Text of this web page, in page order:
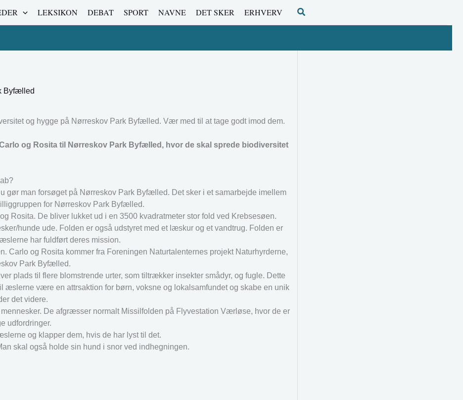
LEKSIKON DEBAT SPORT NAVNE DET SKER ERHVERV Søg
Byfælled
og hygge på Nørreskov Park Byfælled. Vær med til at tage godt imod dem.
og Rosita til Nørreskov Park Byfælled, hvor de skal sprede biodiversitet
gør man forsøget på Nørreskov Park Byfælled. Det sker i et samarbejde imellem
for Nørreskov Park Byfælled.
Rosita. De bliver lukket ud i en 3500 kvadratmeter stor fold ved Krebsesøen.
hunde ude. Folden er også udstyret med et læskur og et vandtrug. Folden er
har fuldført deres mission.
Carlo og Rosita kommer fra Foreningen Naturtalenternes projekt Naturhyrderne,
Park Byfælled.
plads til flere blomstrende urter, som tiltrækker insekter smådyr, og fugle. Dette
æslerne være en attrsaktion for børn, voksne og lokalsamfundet og skabe en unik
det videre.
De afgræsser normalt Missilfolden på Flyvestation Værløse, hvor de er
udfordringer.
og klapper dem, hvis de har lyst til det.
skal også holde sin hund i snor ved indhegningen.